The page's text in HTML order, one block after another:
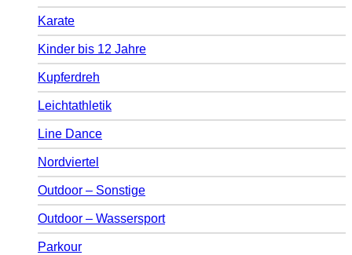
Karate
Kinder bis 12 Jahre
Kupferdreh
Leichtathletik
Line Dance
Nordviertel
Outdoor – Sonstige
Outdoor – Wassersport
Parkour